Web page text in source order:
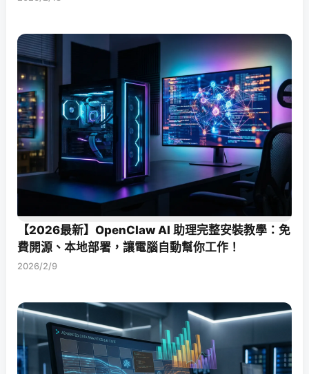
【2026最新】OpenClaw AI 助理完整安裝教學：免
費開源、本地部署，讓電腦自動幫你工作！
2026/2/9